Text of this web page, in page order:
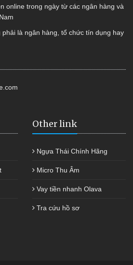
online trong ngày từ các ngân hàng và
phải là ngân hàng, tổ chức tín dụng hay
Other link
Ngựa Thái Chính Hãng
Micro Thu Âm
Vay tiền nhanh Olava
Tra cứu hồ sơ